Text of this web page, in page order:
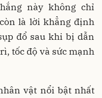
này không chỉ
là lời khẳng định
đổ sau khi bị dẫn
tốc độ và sức mạnh
vật nổi bật nhất